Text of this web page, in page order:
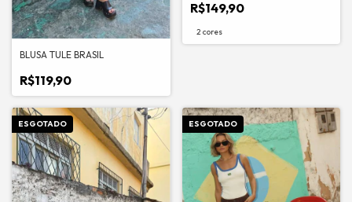
BLUSA TULE BRASIL
R$119,90
R$149,90
2 cores
ESGOTADO ESGOTADO